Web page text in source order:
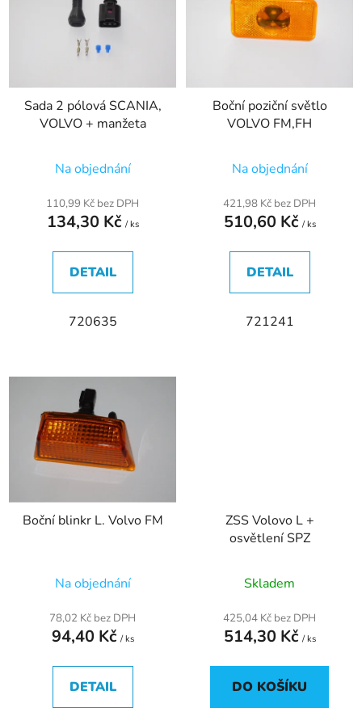
t
r
Sada 2 pólová SCANIA,
VOLVO + manžeta
Na objednání
110,99 Kč bez DPH
134,30 Kč / ks
DETAIL
720635
Boční poziční světlo
VOLVO FM,FH
Na objednání
421,98 Kč bez DPH
510,60 Kč / ks
DETAIL
721241
Boční blinkr L. Volvo FM
Na objednání
78,02 Kč bez DPH
94,40 Kč / ks
DETAIL
ZSS Volovo L +
osvětlení SPZ
Skladem
425,04 Kč bez DPH
514,30 Kč / ks
DO KOŠÍKU